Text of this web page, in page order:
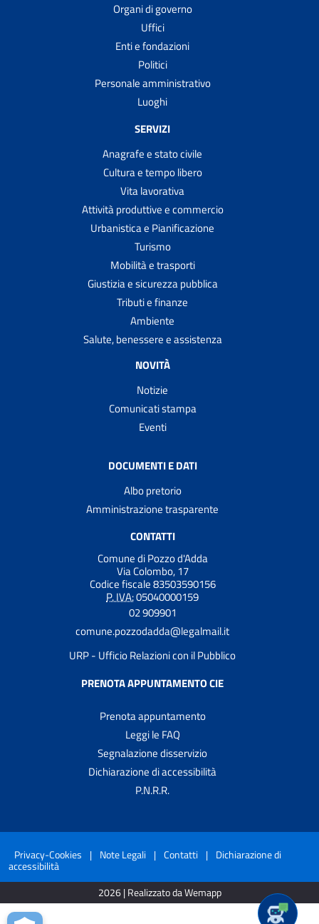
Organi di governo
Uffici
Enti e fondazioni
Politici
Personale amministrativo
Luoghi
SERVIZI
Anagrafe e stato civile
Cultura e tempo libero
Vita lavorativa
Attività produttive e commercio
Urbanistica e Pianificazione
Turismo
Mobilità e trasporti
Giustizia e sicurezza pubblica
Tributi e finanze
Ambiente
Salute, benessere e assistenza
NOVITÀ
Notizie
Comunicati stampa
Eventi
DOCUMENTI E DATI
Albo pretorio
Amministrazione trasparente
CONTATTI
Comune di Pozzo d'Adda
Via Colombo, 17
Codice fiscale 83503590156
P. IVA:05040000159
02 909901
comune.pozzodadda@legalmail.it
URP - Ufficio Relazioni con il Pubblico
PRENOTA APPUNTAMENTO CIE
Prenota appuntamento
Leggi le FAQ
Segnalazione disservizio
Dichiarazione di accessibilità
P.N.R.R.
Privacy-Cookies | Note Legali | Contatti | Dichiarazione di
accessibilità
2026 | Realizzato da Wemapp